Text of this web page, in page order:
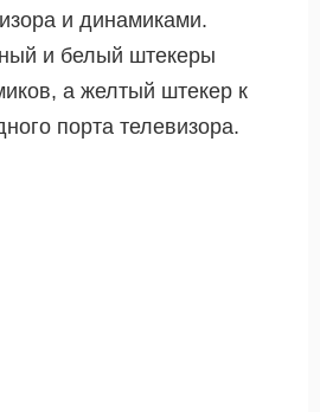
и динамиками.
и белый штекеры
а желтый штекер к
порта телевизора.